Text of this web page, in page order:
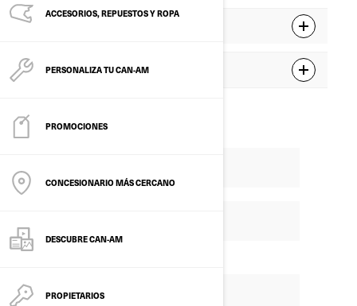
ACCESORIOS, REPUESTOS Y ROPA
PERSONALIZA TU CAN-AM
PROMOCIONES
CONCESIONARIO MÁS CERCANO
DESCUBRE CAN-AM
PROPIETARIOS
Descuento de 750 € aplicable en